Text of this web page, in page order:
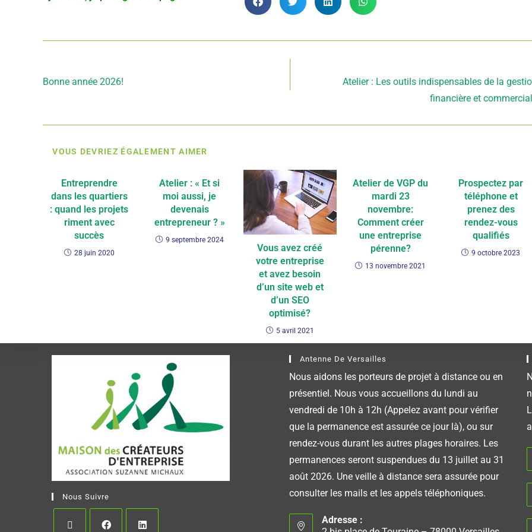
Bonne année 2026!
Atelier : Les outils indispensables de la
financière et
VOUS DEVRIEZ ÉGALEMENT AIMER
Entreprendre
dans les quartiers
: quand les projets
riment avec
succès
28 juin 2020
Atelier : « Et si
moi aussi, je
devenais
entrepreneur ? »
9 septembre 2024
Vous avez créé
votre entreprise
et avez besoin
d’un site web et
d’un SEO
optimisé?
5 avril 2021
Atelier de VGP du
mardi 23
novembre:
Comment créer
une entreprise
pérenne?
13 novembre 2021
Prospectez par
téléphone et
prenez des
rendez-vous
qualifiés
9 octobre 2023
Nous Suivre
Antenne De Versailles
Nous aidons les porteurs de projet à distance ou en
présentiel. Nous vous accueillons du lundi au
vendredi de 10h à 12h (Appelez avant pour vérifier
que la permanence est assurée ce jour là), ou sur
rendez-vous durant les autres plages horaires. Les
permanences seront suspendues du 13 juillet au 31
août 2026. Une veille à distance sera assurée pour
consulter les mails et les appels téléphoniques.
Adresse :